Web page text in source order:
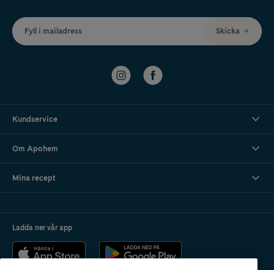
Fyll i mailadress Skicka
Kundservice
Om Apohem
Mina recept
Ladda ner vår app